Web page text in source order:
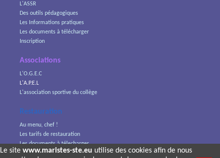
Le site www.maristes-ste.eu utilise des cookies afin de nous
L'ASSR
Des outils pédagogiques
Les Informations pratiques
Les documents à télécharger
Inscription
Associations
L'O.G.E.C
L'A.P.E.L
L'association sportive du collège
Restauration
Au menu, chef !
Les tarifs de restauration
Les documents à télecharger